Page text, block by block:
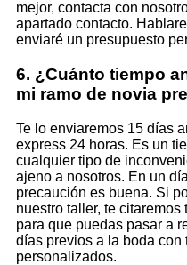
mejor, contacta con
apartado contacto.
enviaré un presupuesto
6. ¿Cuánto tiempo
mi ramo de novia
Te lo enviaremos 15 días
express 24 horas. Es un
cualquier tipo de
ajeno a nosotros. En un
precaución es buena. Si
nuestro taller, te
para que puedas pasar a
días previos a la boda con
personalizados.